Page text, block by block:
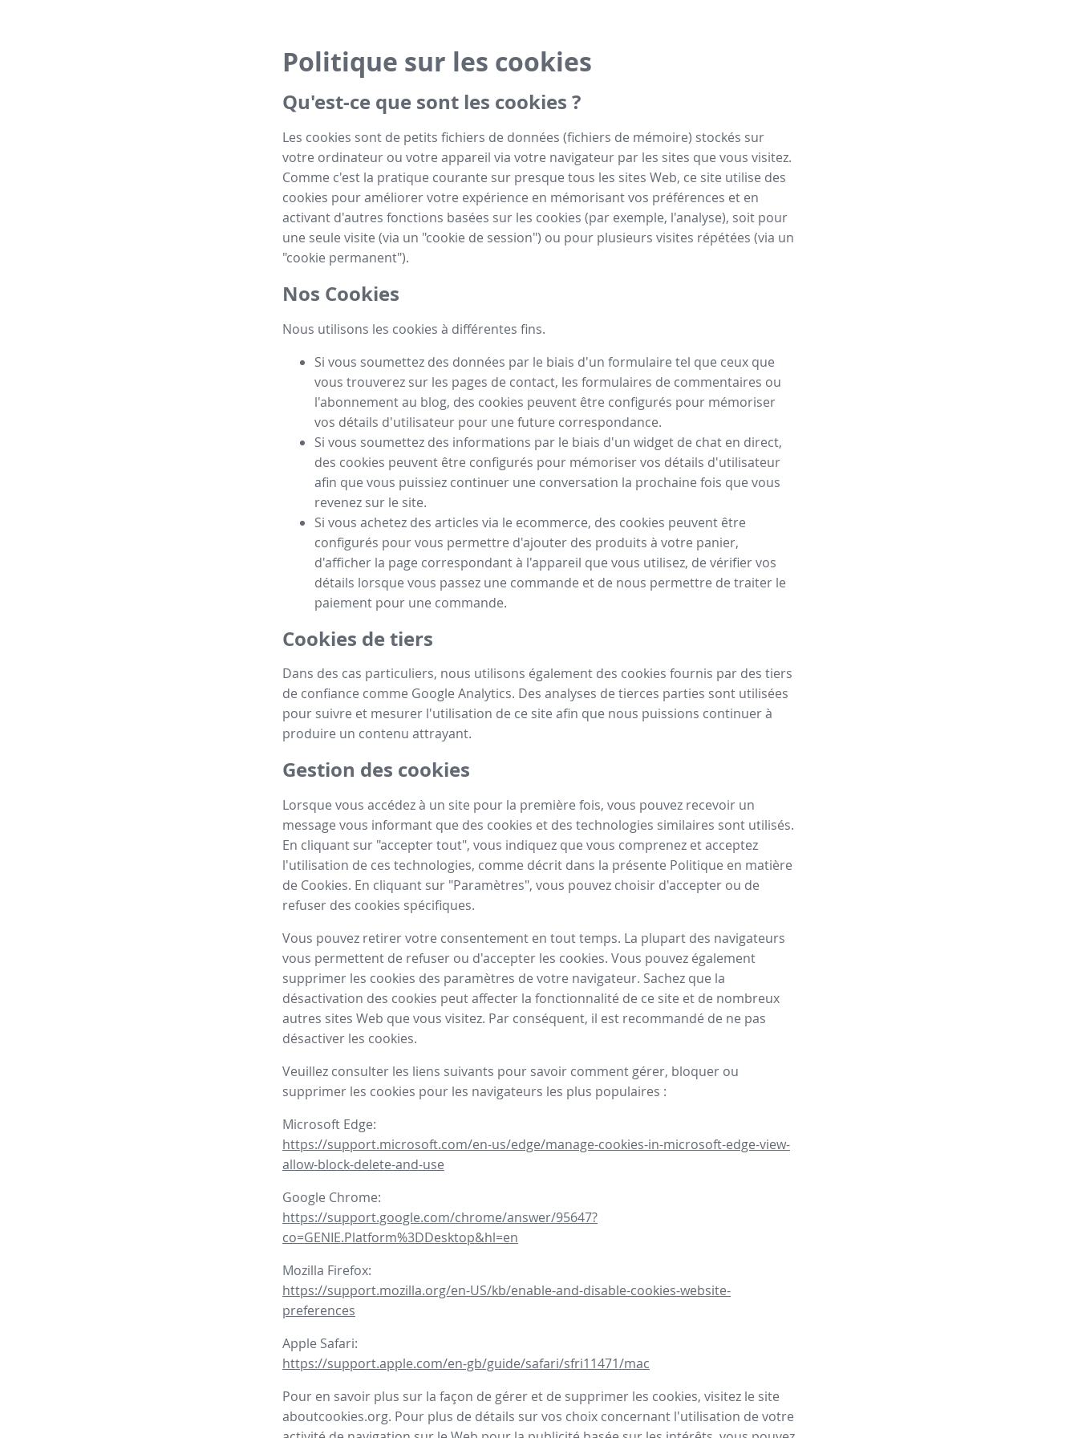
Politique sur les cookies
Qu'est-ce que sont les cookies ?
Les cookies sont de petits fichiers de données (fichiers de mémoire) stockés sur
votre ordinateur ou votre appareil via votre navigateur par les sites que vous visitez.
Comme c'est la pratique courante sur presque tous les sites Web, ce site utilise des
cookies pour améliorer votre expérience en mémorisant vos préférences et en
activant d'autres fonctions basées sur les cookies (par exemple, l'analyse), soit pour
une seule visite (via un "cookie de session") ou pour plusieurs visites répétées (via un
"cookie permanent").
Nos Cookies
Nous utilisons les cookies à différentes fins.
Si vous soumettez des données par le biais d'un formulaire tel que ceux que
vous trouverez sur les pages de contact, les formulaires de commentaires ou
l'abonnement au blog, des cookies peuvent être configurés pour mémoriser
vos détails d'utilisateur pour une future correspondance.
Si vous soumettez des informations par le biais d'un widget de chat en direct,
des cookies peuvent être configurés pour mémoriser vos détails d'utilisateur
afin que vous puissiez continuer une conversation la prochaine fois que vous
revenez sur le site.
Si vous achetez des articles via le ecommerce, des cookies peuvent être
configurés pour vous permettre d'ajouter des produits à votre panier,
d'afficher la page correspondant à l'appareil que vous utilisez, de vérifier vos
détails lorsque vous passez une commande et de nous permettre de traiter le
paiement pour une commande.
Cookies de tiers
Dans des cas particuliers, nous utilisons également des cookies fournis par des tiers
de confiance comme Google Analytics. Des analyses de tierces parties sont utilisées
pour suivre et mesurer l'utilisation de ce site afin que nous puissions continuer à
produire un contenu attrayant.
Gestion des cookies
Lorsque vous accédez à un site pour la première fois, vous pouvez recevoir un
message vous informant que des cookies et des technologies similaires sont utilisés.
En cliquant sur "accepter tout", vous indiquez que vous comprenez et acceptez
l'utilisation de ces technologies, comme décrit dans la présente Politique en matière
de Cookies. En cliquant sur "Paramètres", vous pouvez choisir d'accepter ou de
refuser des cookies spécifiques.
Vous pouvez retirer votre consentement en tout temps. La plupart des navigateurs
vous permettent de refuser ou d'accepter les cookies. Vous pouvez également
supprimer les cookies des paramètres de votre navigateur. Sachez que la
désactivation des cookies peut affecter la fonctionnalité de ce site et de nombreux
autres sites Web que vous visitez. Par conséquent, il est recommandé de ne pas
désactiver les cookies.
Veuillez consulter les liens suivants pour savoir comment gérer, bloquer ou
supprimer les cookies pour les navigateurs les plus populaires :
Microsoft Edge:
https://support.microsoft.com/en-us/edge/manage-cookies-in-microsoft-edge-view-
allow-block-delete-and-use
Google Chrome:
https://support.google.com/chrome/answer/95647?
co=GENIE.Platform%3DDesktop&hl=en
Mozilla Firefox:
https://support.mozilla.org/en-US/kb/enable-and-disable-cookies-website-
preferences
Apple Safari:
https://support.apple.com/en-gb/guide/safari/sfri11471/mac
Pour en savoir plus sur la façon de gérer et de supprimer les cookies, visitez le site
aboutcookies.org. Pour plus de détails sur vos choix concernant l'utilisation de votre